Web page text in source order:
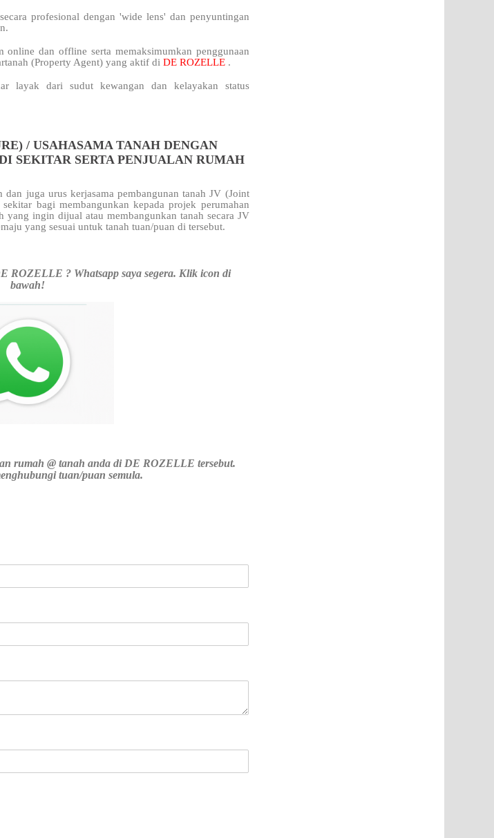
profesional dengan 'wide lens' dan penyuntingan
online dan offline serta memaksimumkan penggunaan
(Property Agent) yang aktif diDE ROZELLE .
layak dari sudut kewangan dan kelayakan status
/ USAHASAMA TANAH DENGAN
SEKITAR SERTA PENJUALAN RUMAH
juga urus kerjasama pembangunan tanah JV (Joint
bagi membangunkan kepada projek perumahan
ingin dijual atau membangunkan tanah secara JV
yang sesuai untuk tanah tuan/puan ditersebut.
ROZELLE ? Whatsapp saya segera. Klik icon di
bawah!
rumah @ tanah anda di DE ROZELLE tersebut.
tuan/puan semula.